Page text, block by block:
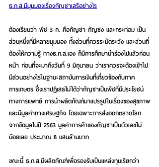
ธ.ก.ส.มีมุมมองเรื่องกัญชาเสรีอย่างไร
ต้องเรียนว่า พืช 3 ก. คือกัญชา กัญชง และกระท่อม เป็น
ส่วนหนึ่งที่มีหลายมุมมอง ทั้งส่วนที่ควรระมัดระวัง และส่วนที่
ต้องให้ความรู้ ทางธ.ก.ส.เอง ก็มีการศึกษานำร่องไปแล้วก่อน
หน้า ก่อนที่จะมาถึงวันที่ 9 มิถุนายน ว่าเราควรจะต้องเข้าไป
มีส่วนอย่างไรในฐานะสถาบันการเงินที่เกี่ยวข้องกับภาค
การเกษตร ซึ่งเราปฏิเสธไม่ได้ว่ากัญชาเป็นพืชที่มีประโยชน์
ทางการแพทย์ การนำผลิตภัณฑ์มาแปรรูปในเรื่องของสุขภาพ
และมีมูลค่าทางเศรษฐกิจ โดยเฉพาะการส่งออกตลาดโลก
จากข้อมูลในปี 2563 มูลค่าการค้าของกัญชาเป็นตัวเลขไม่
น้อยเลย ประมาณ 8 แสนล้านบาท
ขณะนี้ ธ.ก.ส.มีผลิตภัณฑ์เพื่อรองรับเป็นแหล่งทุนเรียกว่า